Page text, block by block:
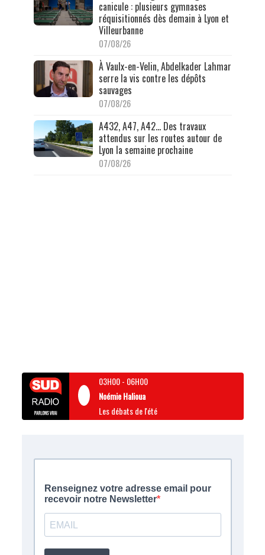
canicule : plusieurs gymnases
réquisitionnés dès demain à Lyon et
Villeurbanne
07/08/26
À Vaulx-en-Velin, Abdelkader Lahmar
serre la vis contre les dépôts
sauvages
07/08/26
A432, A47, A42… Des travaux
attendus sur les routes autour de
Lyon la semaine prochaine
07/08/26
03H00- 06H00
Noémie Halioua
Les débats de l'été